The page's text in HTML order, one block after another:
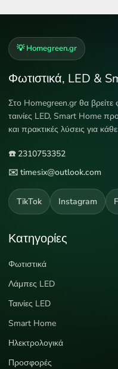
💡 Homegreen.gr
Φωτιστικά, LED &
Στο Homegreen.gr θα βρείτε
ταινίες LED, Smart Home
και πρακτικές λύσεις για
☎️ 2310753352
✉️ timesix@outlook.com
TikTok Instagram
Κατηγορίες
Φωτιστικά
Λάμπες LED
Ταινίες LED
Smart Home
Ηλεκτρολογικά
Προσφορές